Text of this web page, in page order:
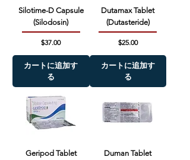
Silotime-D Capsule
(Silodosin)
価格
$37.00
カートに追加す
る
Dutamax Tablet
(Dutasteride)
価格
$25.00
カートに追加す
る
Geripod Tablet
Duman Tablet